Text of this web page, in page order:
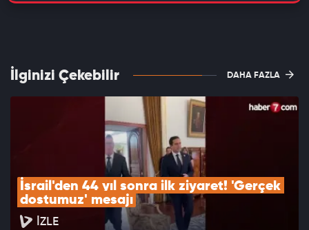
İlginizi Çekebilir DAHA FAZLA
İsrail'den 44 yıl sonra ilk ziyaret! 'Gerçek
dostumuz' mesajı
İZLE